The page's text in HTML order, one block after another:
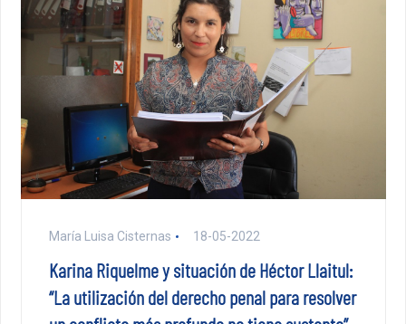
María Luisa Cisternas 18-05-2022
Karina Riquelme y situación de Héctor Llaitul:
“La utilización del derecho penal para resolver